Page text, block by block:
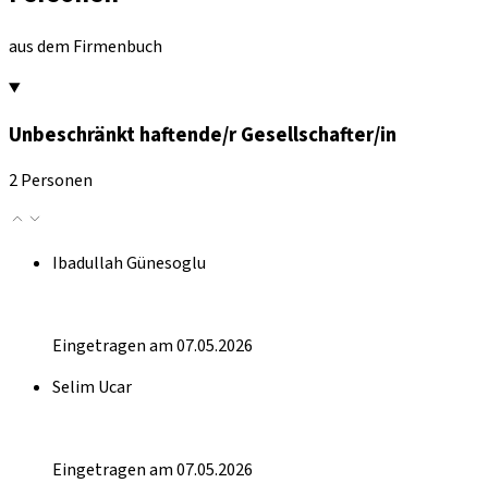
aus dem Firmenbuch
Unbeschränkt haftende/r Gesellschafter/in
2 Personen
Ibadullah Günesoglu
Eingetragen am 07.05.2026
Selim Ucar
Eingetragen am 07.05.2026